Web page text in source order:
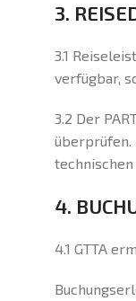
3.
3.1
verfügbar,
3.2 Der
überprüfen.
4.
4.1 GTTA